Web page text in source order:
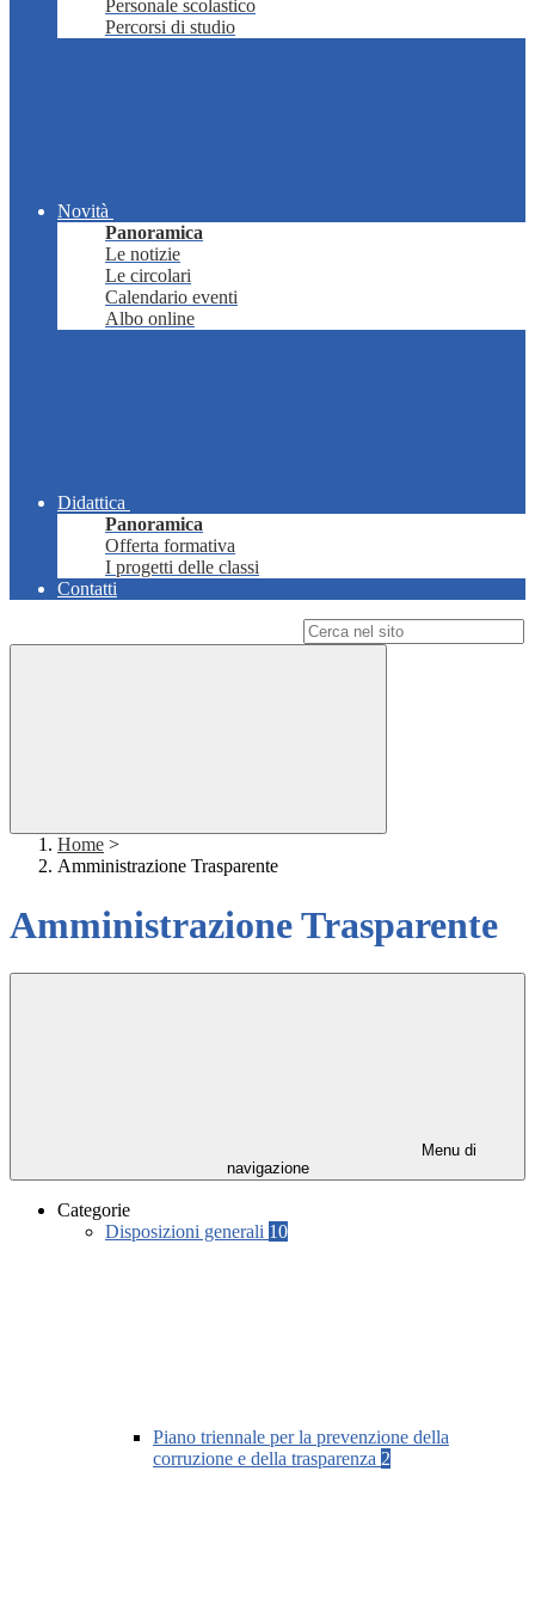
Personale scolastico
Percorsi di studio
Novità
Panoramica
Le notizie
Le circolari
Calendario eventi
Albo online
Didattica
Panoramica
Offerta formativa
I progetti delle classi
Contatti
Home >
Amministrazione Trasparente
Amministrazione Trasparente
Menu di
navigazione
Categorie
Disposizioni generali 10
Piano triennale per la prevenzione della
corruzione e della trasparenza 2